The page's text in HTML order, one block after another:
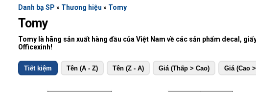
Danh bạ SP » Thương hiệu » Tomy
Tomy
Tomy là hãng sản xuất hàng đầu của Việt Nam về các sản phẩm decal,
Officexinh!
Tiết kiệm Tên (A - Z) Tên (Z - A) Giá (Thấp > Cao) Giá (Cao